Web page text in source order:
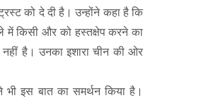
को दे दी है। उन्होंने कहा है कि
में किसी और को हस्तक्षेप करने का
नहीं है। उनका इशारा चीन की ओर
भी इस बात का समर्थन किया है।